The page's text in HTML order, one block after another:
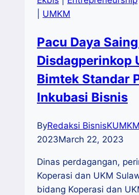
UMKM
Pacu Daya
Disdagperinkop
Bimtek Standar
Inkubasi Bisnis
ByRedaksi BisnisKUMKM
2023March 22, 2023
Dinas perdagangan,
Koperasi dan UKM
bidang Koperasi dan